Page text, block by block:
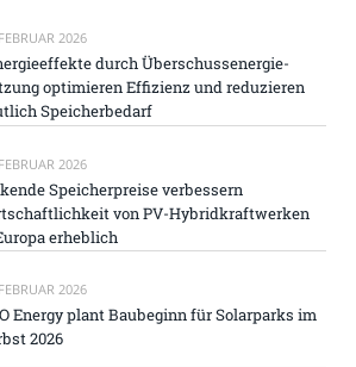
2026
durch Überschussenergie-
optimieren Effizienz und reduzieren
Speicherbedarf
2026
Speicherpreise verbessern
von PV-Hybridkraftwerken
erheblich
2026
Energy plant Baubeginn für Solarparks im
2026